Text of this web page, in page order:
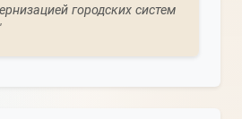
городских систем